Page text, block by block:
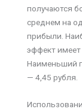
получаются
среднем на
прибыли.
эффект имеет
Наименьший
— 4,45 рубля.